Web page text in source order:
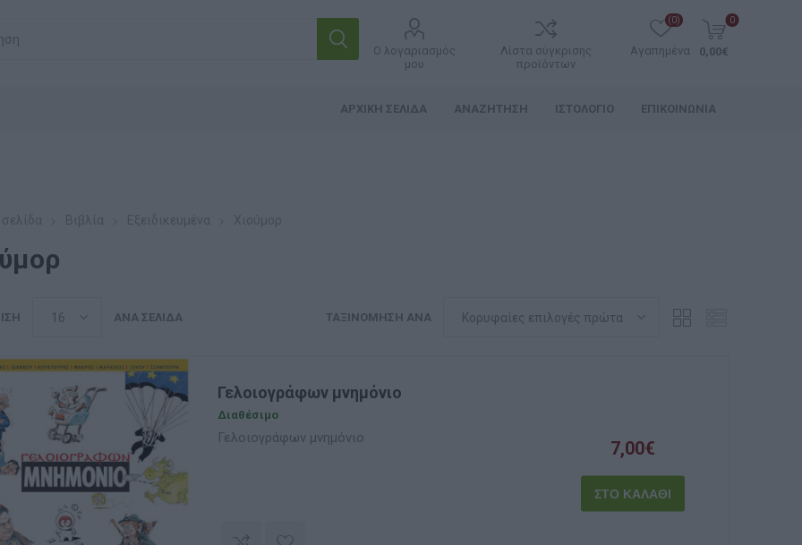
Ο λογαριασμός
μου
Λίστα σύγκρισης
προϊόντων
Αγαπημένα
(0) 0
0,00€
ΑΡΧΙΚΉ ΣΕΛΊΔΑ ΑΝΑΖΉΤΗΣΗ ΙΣΤΟΛΌΓΙΟ ΕΠΙΚΟΙΝΩΝΊΑ
ΤΑΞΙΝΌΜΗΣΗ ΑΝΆ
ΑΝΆ ΣΕΛΊΔΑ
Γελοιογράφων μνημόνιο
Διαθέσιμο
Γελοιογράφων μνημόνιο 7,00€